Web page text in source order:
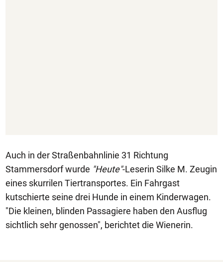
Auch in der Straßenbahnlinie 31 Richtung
Stammersdorf wurde "Heute"-Leserin Silke M. Zeugin
eines skurrilen Tiertransportes. Ein Fahrgast
kutschierte seine drei Hunde in einem Kinderwagen.
"Die kleinen, blinden Passagiere haben den Ausflug
sichtlich sehr genossen", berichtet die Wienerin.